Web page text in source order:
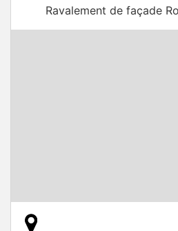
Ravalement de façade